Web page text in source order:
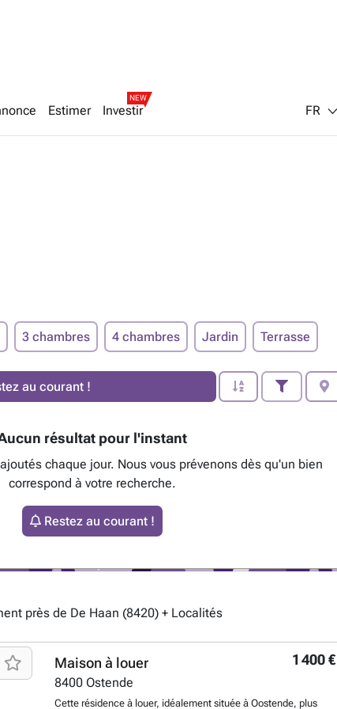
Estimer Investir
NEW
FR
3 chambres 4 chambres Jardin Terrasse
au courant !
résultat pour l'instant
chaque jour. Nous vous prévenons dès qu'un bien
correspond à votre recherche.
Restez au courant !
près de De Haan (8420) + Localités
1 400 €
Maison à louer
8400 Ostende
Cette résidence à louer, idéalement située à Oostende, plus